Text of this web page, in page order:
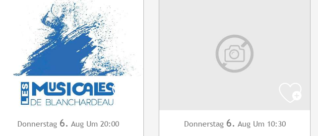
Donnerstag 6. Aug Um 20:00 Donnerstag 6. Aug Um 10:30